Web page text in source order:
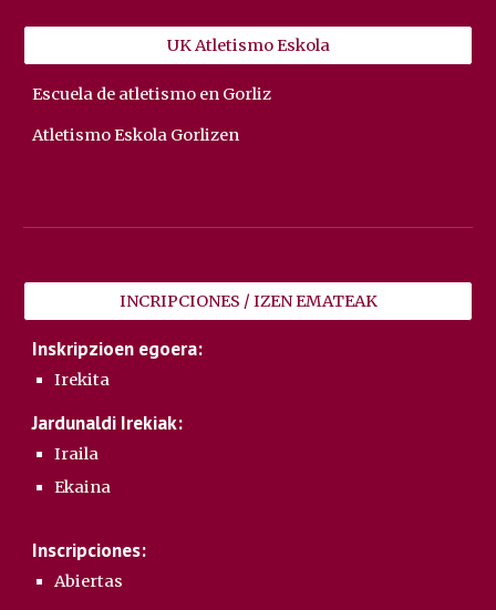
UK Atletismo Eskola
Escuela de atletismo en Gorliz
Atletismo Eskola Gorlizen
INCRIPCIONES / IZEN EMATEAK
Inskripzioen egoera:
Irekita
Jardunaldi Irekiak:
Iraila
Ekaina
Inscripciones:
Abiertas